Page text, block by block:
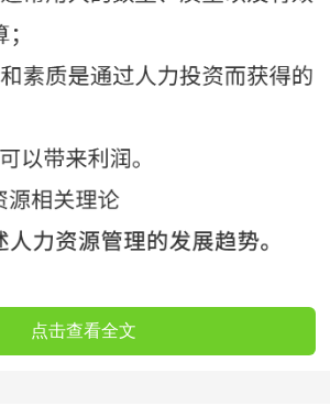
点击查看全文